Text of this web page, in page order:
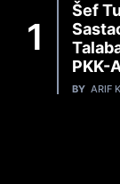
Šef
PKK-
BY ARIF